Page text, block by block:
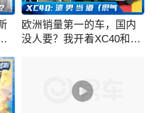
欧洲销量第一的车，国内
没人要？我开着XC40和Q3